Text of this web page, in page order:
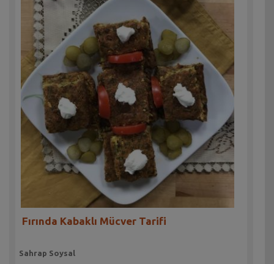
Fırında Kabaklı Mücver Tarifi
Sahrap Soysal